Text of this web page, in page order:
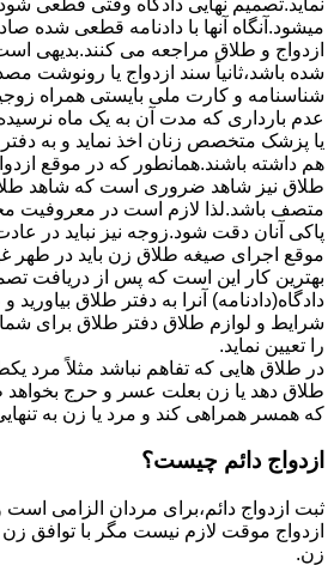
نماید.تصمیم نهایی دادگاه وقتی قطعی
میشود.آنگاه آنها با دادنامه قطعی شده
ازدواج و طلاق مراجعه می کنند.بدیهی است
شده باشد،ثانیاً سند ازدواج یا رونوشت
شناسنامه و کارت ملی بایستی همراه
عدم بارداری که مدت آن به یک ماه
یا پزشک متخصص زنان اخذ نماید و به دفتر
هم داشته باشند.همانطور که در موقع
طلاق نیز شاهد ضروری است که شاهد
متصف باشد.لذا لازم است در
پاکی آنان دقت شود.زوجه نیز نباید در
موقع اجرای صیغه طلاق زن باید در طهر
بهترین کار این است که پس از دریافت
دادگاه(دادنامه) آنرا به دفتر طلاق
شرایط و لوازم طلاق دفتر طلاق برای
را تعیین نماید.
در طلاق هایی که تفاهم نباشد مثلاً مرد
طلاق دهد یا زن بعلت عسر و حرج بخواهد
که همسر همراهی کند و مرد یا زن به
ازدواج دائم چیست؟
ثبت ازدواج دائم،برای مردان الزامی
ازدواج موقت لازم نیست مگر با توافق زن
زن.